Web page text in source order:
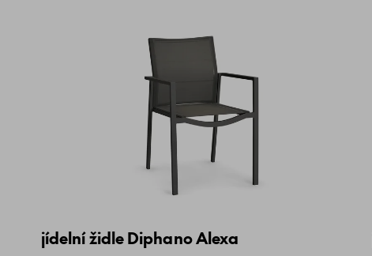
jídelní židle Diphano Alexa